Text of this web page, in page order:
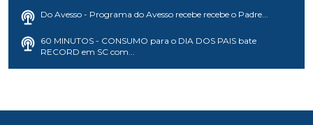
Do Avesso - Programa do Avesso recebe recebe o Padre...
60 MINUTOS - CONSUMO para o DIA DOS PAIS bate
RECORD em SC com...